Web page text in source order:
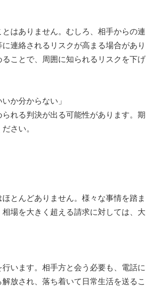
はありません。むしろ、相手からの連
連絡されるリスクが高まる場合があり
ことで、周囲に知られるリスクを下げ
か分からない」
れる判決が出る可能性があります。期
さい。
とんどありません。様々な事情を踏ま
場を大きく超える請求に対しては、大
います。相手方と会う必要も、電話に
放され、落ち着いて日常生活を送るこ